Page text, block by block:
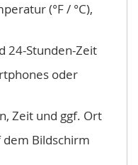
(°F / °C),
24-Stunden-Zeit
oder
Zeit und ggf. Ort
Bildschirm